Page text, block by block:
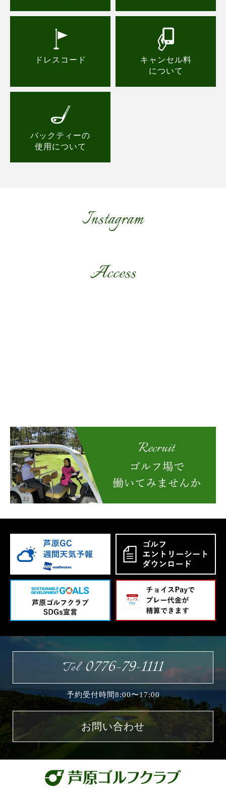
ドレスコード
キャンセル料
について
バックティーの
使用について
Instagram
Access
Tel 0776-79-1111
予約受付時間8:00〜17:00
お問い合わせ